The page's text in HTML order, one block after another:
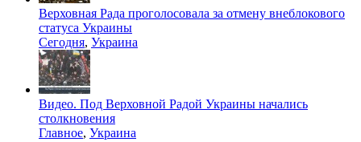
Верховная Рада проголосовала за отмену внеблокового
статуса Украины
Сегодня, Украина
Видео. Под Верховной Радой Украины начались
столкновения
Главное, Украина